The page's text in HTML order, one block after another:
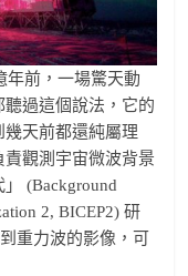
年前，一場驚天動
過這個說法，它的
天前都還純屬理
觀測宇宙微波背景
(Background
2, BICEP2) 研
重力波的影像，可